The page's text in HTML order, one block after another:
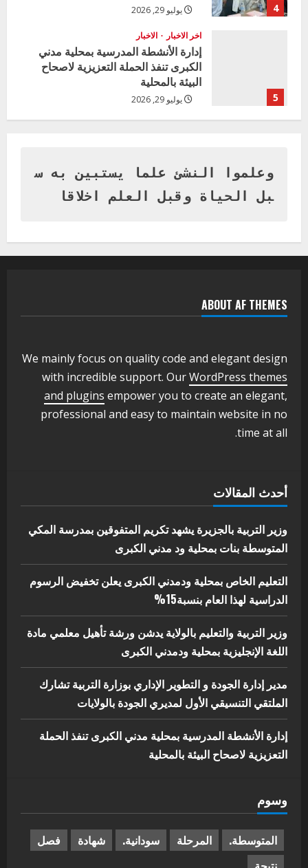
4 يوليو 29, 2026
5
اخر الاخبار الاخبار
إدارة الأنشطة المدرسية بمحلية مدني
الكبرى تنفذ الحملة التعزيزية لاصحاح
البيئة بالمحلية
يوليو 29, 2026
بنات بمحلية ود مدني الكبرى
أغسطس 3, 2026
يعلن تخفيض الرسوم الدراسية لهذا العام
بنسبة15%
3
وزير التربية والتعليم بالولاية يدشن ورشة
أغسطس 3, 2026
اخر الاخبار الاخبار
مدير إدارة الجودة و التطوير الإداري
بوزارة التربية تشارك الملتقي التنسيقي
5
البيئة بالمحلية
يوليو 29, 2026
وعلموا النشئ علما يستبين به س
بل الحياة وقبل العلم اخلاقا
ABOUT AF THEMES
We mainly focus on quality code and elegant design
with incredible support. OurWordPress themes
and plugins empower you to create an elegant,
professional and easy to maintain website in no
time at all.
أحدث المقالات
وزير التربية بالجزيرة يشهد تكريم المتفوقين بمدرسة المكي
المتوسطة بنات بمحلية ود مدني الكبرى
التعليم الخاص بمحلية ودمدني الكبرى يعلن تخفيض الرسوم
الدراسية لهذا العام بنسبة15%
وزير التربية والتعليم بالولاية يدشن ورشة تأهيل معلمي مادة
اللغة الإنجليزية بمحلية ودمدني الكبرى
مدير إدارة الجودة و التطوير الإداري بوزارة التربية تشارك
الملتقي التنسيقي الأول لمديري الجودة بالولايات
إدارة الأنشطة المدرسية بمحلية مدني الكبرى تنفذ الحملة
التعزيزية لاصحاح البيئة بالمحلية
وسوم
المتوسطة. المرحلة سودانية. شهادة
فصل